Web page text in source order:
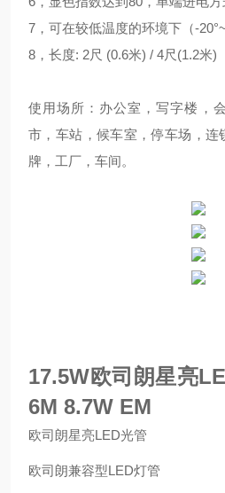
7，可在较低温度的环境下（-
8，长度: 2尺 (0.6米) / 4尺(1.2米)
使用场所：办公室，写字楼，
市，车站，候车室，停车场，连
牌，工厂，车间。
17.5W欧司朗星亮
6M 8.7W EM
欧司朗星亮LED光管
欧司朗兼容型LED灯管